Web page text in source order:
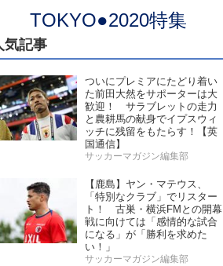
TOKYO●2020特集
気記事
ついにプレミアにたどり着い
た前田大然をサポーターは大
歓迎！ サラブレットの走力
と農耕馬の献身でイプスウィ
ッチに残留をもたらす！【英
国通信】
サッカーマガジン編集部
【鹿島】ヤン・マテウス、
「特別なクラブ」でリスター
ト！ 古巣・横浜FMとの開幕
戦に向けては「感情的な試合
になる」が「勝利を求めた
い！」
サッカーマガジン編集部